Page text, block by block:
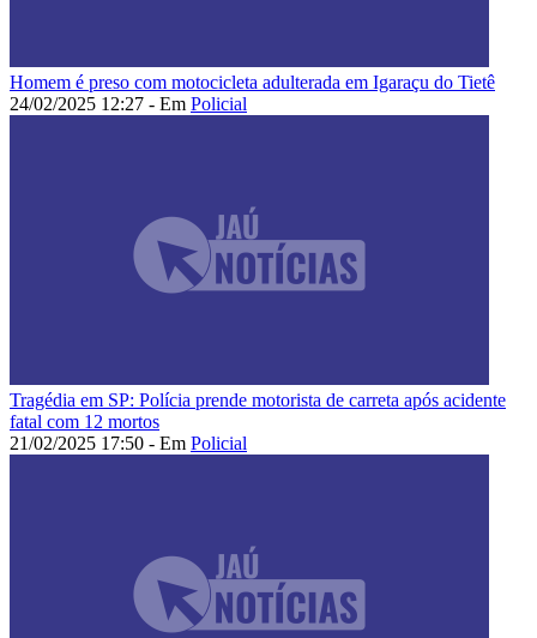
Homem é preso com motocicleta adulterada em Igaraçu do Tietê
24/02/2025 12:27 - Em Policial
Tragédia em SP: Polícia prende motorista de carreta após acidente
fatal com 12 mortos
21/02/2025 17:50 - Em Policial